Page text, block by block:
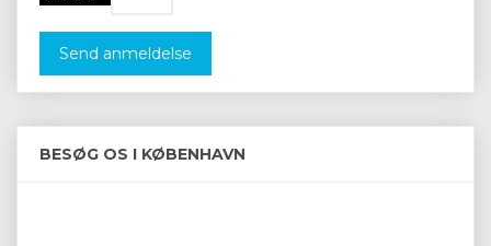
Send anmeldelse
BESØG OS I KØBENHAVN